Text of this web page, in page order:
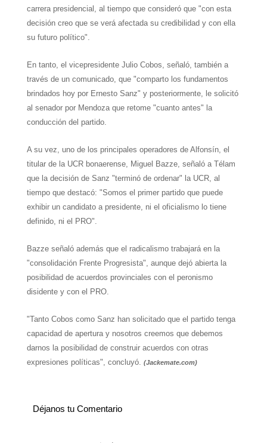
carrera presidencial, al tiempo que consideró que "con esta
decisión creo que se verá afectada su credibilidad y con ella
su futuro político".
En tanto, el vicepresidente Julio Cobos, señaló, también a
través de un comunicado, que "comparto los fundamentos
brindados hoy por Ernesto Sanz" y posteriormente, le solicitó
al senador por Mendoza que retome "cuanto antes" la
conducción del partido.
A su vez, uno de los principales operadores de Alfonsín, el
titular de la UCRbonaerense, Miguel Bazze, señaló a Télam
que la decisión de Sanz "terminó de ordenar" la UCR, al
tiempo que destacó: "Somos el primer partido que puede
exhibir un candidato a presidente, ni el oficialismo lo tiene
definido, ni el PRO".
Bazze señaló además que el radicalismo trabajará en la
"consolidación Frente Progresista", aunque dejó abierta la
posibilidad de acuerdos provinciales con el peronismo
disidente y con el PRO.
"Tanto Cobos como Sanz han solicitado que el partido tenga
capacidad de apertura y nosotros creemos que debemos
darnos la posibilidad de construir acuerdos con otras
expresiones políticas", concluyó. (Jackemate.com)
Déjanos tu Comentario